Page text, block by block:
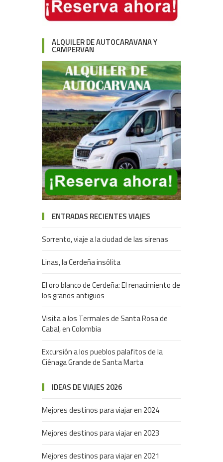
ALQUILER DE AUTOCARAVANA Y
CAMPERVAN
ENTRADAS RECIENTES VIAJES
Sorrento, viaje a la ciudad de las sirenas
Linas, la Cerdeña insólita
El oro blanco de Cerdeña: El renacimiento de
los granos antiguos
Visita a los Termales de Santa Rosa de
Cabal, en Colombia
Excursión a los pueblos palafitos de la
Ciénaga Grande de Santa Marta
IDEAS DE VIAJES 2026
Mejores destinos para viajar en 2024
Mejores destinos para viajar en 2023
Mejores destinos para viajar en 2021